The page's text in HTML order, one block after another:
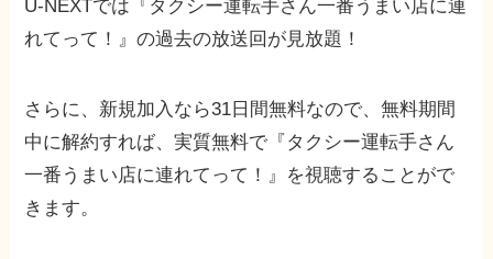
U-NEXTでは『タクシー運転手さん一番うまい店に連
れてって！』の過去の放送回が見放題！
さらに、新規加入なら31日間無料なので、無料期間
中に解約すれば、実質無料で『タクシー運転手さん
一番うまい店に連れてって！』を視聴することがで
きます。